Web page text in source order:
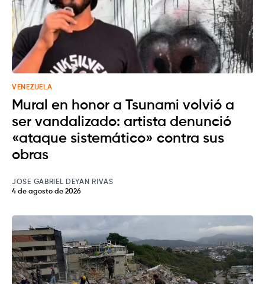
VENEZUELA
Mural en honor a Tsunami volvió a
ser vandalizado: artista denunció
«ataque sistemático» contra sus
obras
JOSE GABRIEL DEYAN RIVAS
4 de agosto de 2026